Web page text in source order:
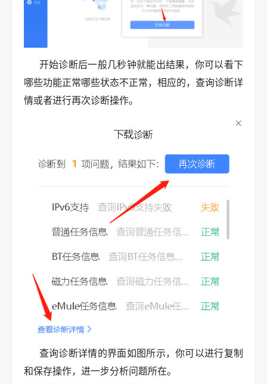
开始诊断后一般几秒钟就能出结果，你可以看下
哪些功能正常哪些状态不正常，相应的，查询诊断详
情或者进行再次诊断操作。
查询诊断详情的界面如图所示，你可以进行复制
和保存操作，进一步分析问题所在。